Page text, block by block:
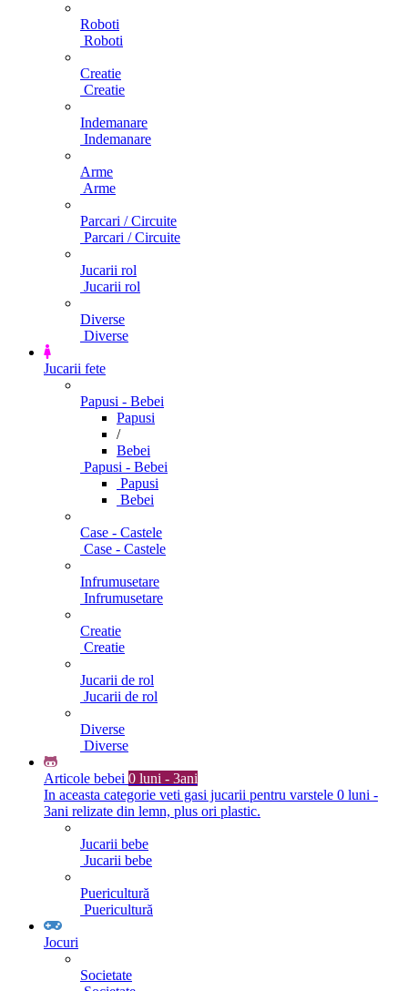
Roboti
Roboti
Creatie
Creatie
Indemanare
Indemanare
Arme
Arme
Parcari / Circuite
Parcari / Circuite
Jucarii rol
Jucarii rol
Diverse
Diverse
Jucarii fete
Papusi - Bebei
Papusi
/
Bebei
Papusi - Bebei
Papusi
Bebei
Case - Castele
Case - Castele
Infrumusetare
Infrumusetare
Creatie
Creatie
Jucarii de rol
Jucarii de rol
Diverse
Diverse
Articole bebei 0 luni - 3ani
In aceasta categorie veti gasi jucarii pentru varstele 0 luni -
3ani relizate din lemn, plus ori plastic.
Jucarii bebe
Jucarii bebe
Puericultură
Puericultură
Jocuri
Societate